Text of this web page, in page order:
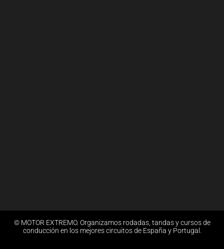
© MOTOR EXTREMO. Organizamos rodadas, tandas y cursos de
conducción en los mejores circuitos de España y Portugal.